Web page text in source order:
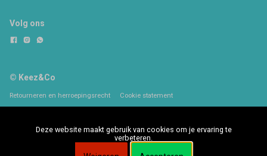
Volg ons
© Keez&Co
Retourneren en herroepingsrecht Cookie statement
Deze website maakt gebruik van cookies om je ervaring te
verbeteren.